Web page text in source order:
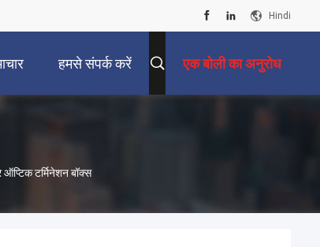
Hindi
हमसे संपर्क करें एक बोली का अनुरोध
टर्मिनेशन बॉक्स